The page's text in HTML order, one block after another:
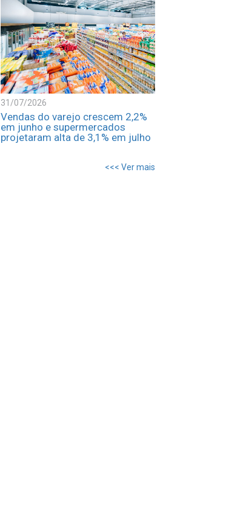
31/07/2026
Vendas do varejo crescem 2,2%
em junho e supermercados
projetaram alta de 3,1% em julho
<<< Ver mais